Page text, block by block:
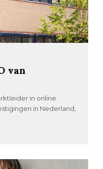
van
in online
in Nederland,